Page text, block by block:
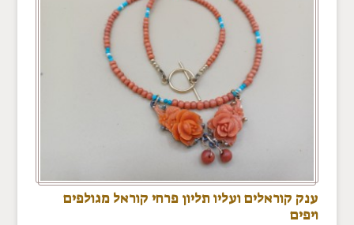
ענק קוראלים ועליו תליון פרחי קוראל מגולפים
ויפים